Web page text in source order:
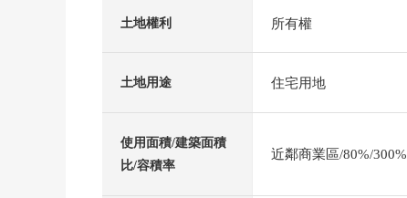
土地權利 所有權
土地用途 住宅用地
使用面積/建築面積
比/容積率
近鄰商業區/80%/300%